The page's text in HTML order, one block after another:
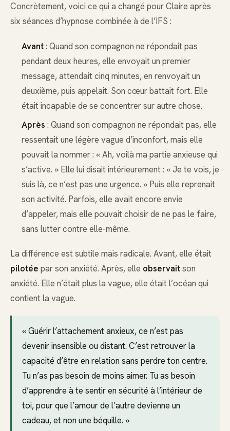
Concrètement, voici ce qui a changé pour Claire après
six séances d’hypnose combinée à de l’IFS :
Avant: Quand son compagnon ne répondait pas
pendant deux heures, elle envoyait un premier
message, attendait cinq minutes, en renvoyait un
deuxième, puis appelait. Son cœur battait fort. Elle
était incapable de se concentrer sur autre chose.
Après : Quand son compagnon ne répondait pas, elle
ressentait une légère vague d’inconfort, mais elle
pouvait la nommer : « Ah, voilà ma partie anxieuse qui
s’active. » Elle lui disait intérieurement : « Je te vois, je
suis là, ce n’est pas une urgence. » Puis elle reprenait
son activité. Parfois, elle avait encore envie
d’appeler, mais elle pouvait choisir de ne pas le faire,
sans lutter contre elle-même.
La différence est subtile mais radicale. Avant, elle était
pilotée par son anxiété. Après, elle observaitson
anxiété. Elle n’était plus la vague, elle était l’océan qui
contient la vague.
« Guérir l’attachement anxieux, ce n’est pas
devenir insensible ou distant. C’est retrouver la
capacité d’être en relation sans perdre ton centre.
Tu n’as pas besoin de moins aimer. Tu as besoin
d’apprendre à te sentir en sécurité à l’intérieur de
toi, pour que l’amour de l’autre devienne un
cadeau, et non une béquille. »